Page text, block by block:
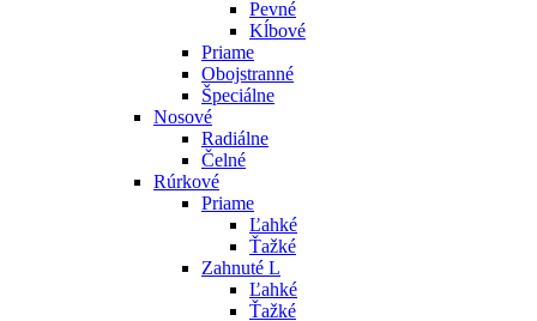
Pevné
Kĺbové
Priame
Obojstranné
Špeciálne
Nosové
Radiálne
Čelné
Rúrkové
Priame
Ľahké
Ťažké
Zahnuté L
Ľahké
Ťažké